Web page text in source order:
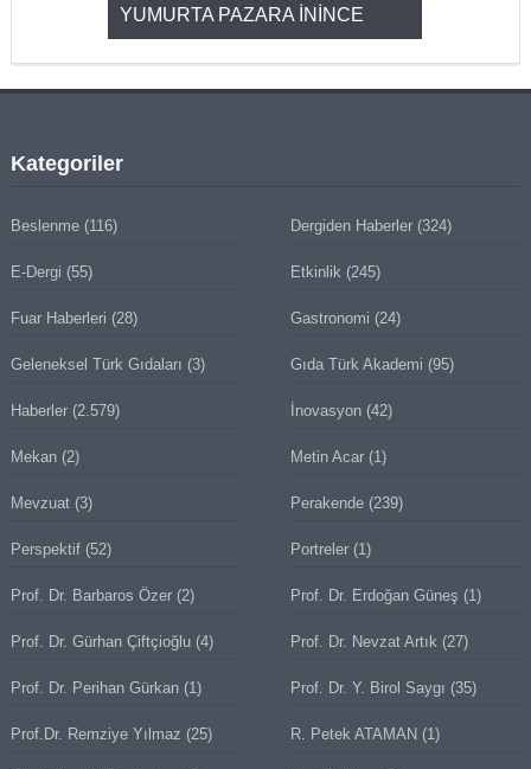
YUMURTA PAZARA İNİNCE
Kategoriler
Beslenme(116) Dergiden Haberler (324)
E-Dergi (55) Etkinlik (245)
Fuar Haberleri (28) Gastronomi (24)
Geleneksel Türk Gıdaları (3) Gıda Türk Akademi (95)
Haberler(2.579) İnovasyon (42)
Mekan(2) Metin Acar (1)
Mevzuat(3) Perakende (239)
Perspektif(52) Portreler (1)
Prof. Dr. Barbaros Özer(2) Prof. Dr. Erdoğan Güneş (1)
Prof. Dr. Gürhan Çiftçioğlu(4) Prof. Dr. Nevzat Artık (27)
Prof. Dr. Perihan Gürkan(1) Prof. Dr. Y. Birol Saygı (35)
Prof.Dr. Remziye Yılmaz (25) R. Petek ATAMAN (1)